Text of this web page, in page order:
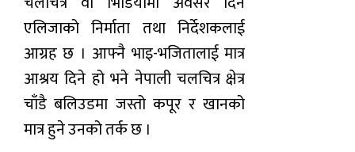
एलिजाको निर्माता तथा निर्देशकलाई
आग्रह छ । आफ्नै भाइ-भजितालाई मात्र
आश्रय दिने हो भने नेपाली चलचित्र क्षेत्र
चाँडै बलिउडमा जस्तो कपूर र खानको
मात्र हुने उनको तर्क छ ।